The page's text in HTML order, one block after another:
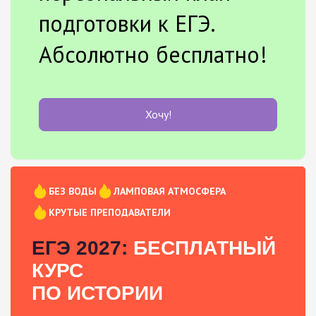
подготовки к ЕГЭ.
Абсолютно бесплатно!
Хочу!
БЕЗ ВОДЫ
ЛАМПОВАЯ АТМОСФЕРА
КРУТЫЕ ПРЕПОДАВАТЕЛИ
ЕГЭ 2027: БЕСПЛАТНЫЙ
КУРС
ПО ИСТОРИИ